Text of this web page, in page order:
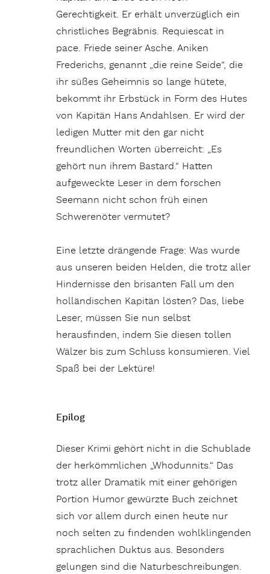
Gerechtigkeit. Er erhält unverzüglich ein
christliches Begräbnis. Requiescat in
pace. Friede seiner Asche. Aniken
Frederichs, genannt „die reine Seide“, die
ihr süßes Geheimnis so lange hütete,
bekommt ihr Erbstück in Form des Hutes
von Kapitän Hans Andahlsen. Er wird der
ledigen Mutter mit den gar nicht
freundlichen Worten überreicht: „Es
gehört nun ihrem Bastard.“ Hatten
aufgeweckte Leser in dem forschen
Seemann nicht schon früh einen
Schwerenöter vermutet?
Eine letzte drängende Frage: Was wurde
aus unseren beiden Helden, die trotz aller
Hindernisse den brisanten Fall um den
holländischen Kapitän lösten? Das, liebe
Leser, müssen Sie nun selbst
herausfinden, indem Sie diesen tollen
Wälzer bis zum Schluss konsumieren. Viel
Spaß bei der Lektüre!
Epilog
Dieser Krimi gehört nicht in die Schublade
der herkömmlichen „Whodunnits.“ Das
trotz aller Dramatik mit einer gehörigen
Portion Humor gewürzte Buch zeichnet
sich vor allem durch einen heute nur
noch selten zu findenden wohlklingenden
sprachlichen Duktus aus. Besonders
gelungen sind die Naturbeschreibungen.